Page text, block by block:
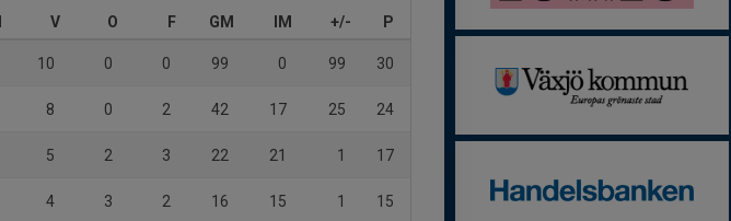
V O F GM IM +/- P
10 0 0 99 0 99 30
8 0 2 42 17 25 24
5 2 3 22 21 1 17
4 3 2 16 15 1 15